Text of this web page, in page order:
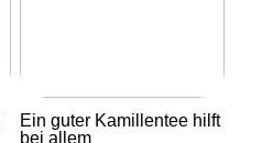
Ein guter Kamillentee hilft
bei allem